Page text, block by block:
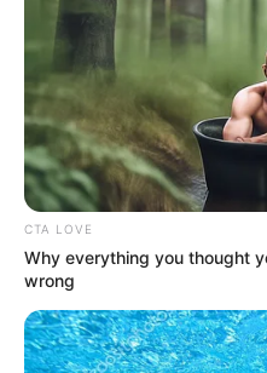
CTA LOVE
Why everything you thought
wrong